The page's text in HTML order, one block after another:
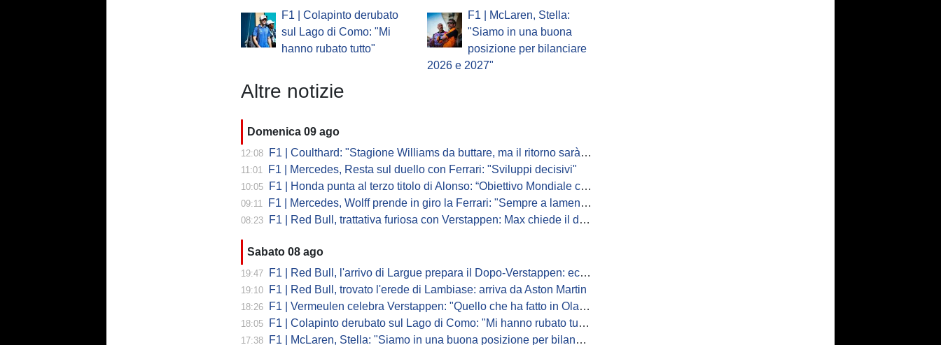
F1 | Colapinto derubato
sul Lago di Como: "Mi
hanno rubato tutto"
F1 | McLaren, Stella:
"Siamo in una buona
posizione per bilanciare
2026 e 2027"
Altre notizie
Domenica 09 ago
12:08 F1 | Coulthard: "Stagione Williams da buttare, ma il ritorno sarà dolce"
11:01 F1 | Mercedes, Resta sul duello con Ferrari: "Sviluppi decisivi"
10:05 F1 | Honda punta al terzo titolo di Alonso: “Obiettivo Mondiale con lui”
09:11 F1 | Mercedes, Wolff prende in giro la Ferrari: "Sempre a lamentarsi della PU"
08:23 F1 | Red Bull, trattativa furiosa con Verstappen: Max chiede il doppio per rimuovere le clausole
Sabato 08 ago
19:47 F1 | Red Bull, l'arrivo di Largue prepara il Dopo-Verstappen: ecco come
19:10 F1 | Red Bull, trovato l'erede di Lambiase: arriva da Aston Martin
18:26 F1 | Vermeulen celebra Verstappen: "Quello che ha fatto in Olanda è stato gigantesco"
18:05 F1 | Colapinto derubato sul Lago di Como: "Mi hanno rubato tutto"
17:38 F1 | McLaren, Stella: "Siamo in una buona posizione per bilanciare 2026 e 2027"